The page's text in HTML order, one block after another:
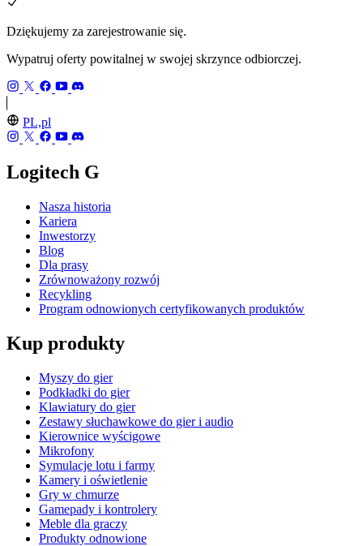
Dziękujemy za zarejestrowanie się.
Wypatruj oferty powitalnej w swojej skrzynce odbiorczej.
PL,pl
Logitech G
Nasza historia
Kariera
Inwestorzy
Blog
Dla prasy
Zrównoważony rozwój
Recykling
Program odnowionych certyfikowanych produktów
Kup produkty
Myszy do gier
Podkładki do gier
Klawiatury do gier
Zestawy słuchawkowe do gier i audio
Kierownice wyścigowe
Mikrofony
Symulacje lotu i farmy
Kamery i oświetlenie
Gry w chmurze
Gamepady i kontrolery
Meble dla graczy
Produkty odnowione